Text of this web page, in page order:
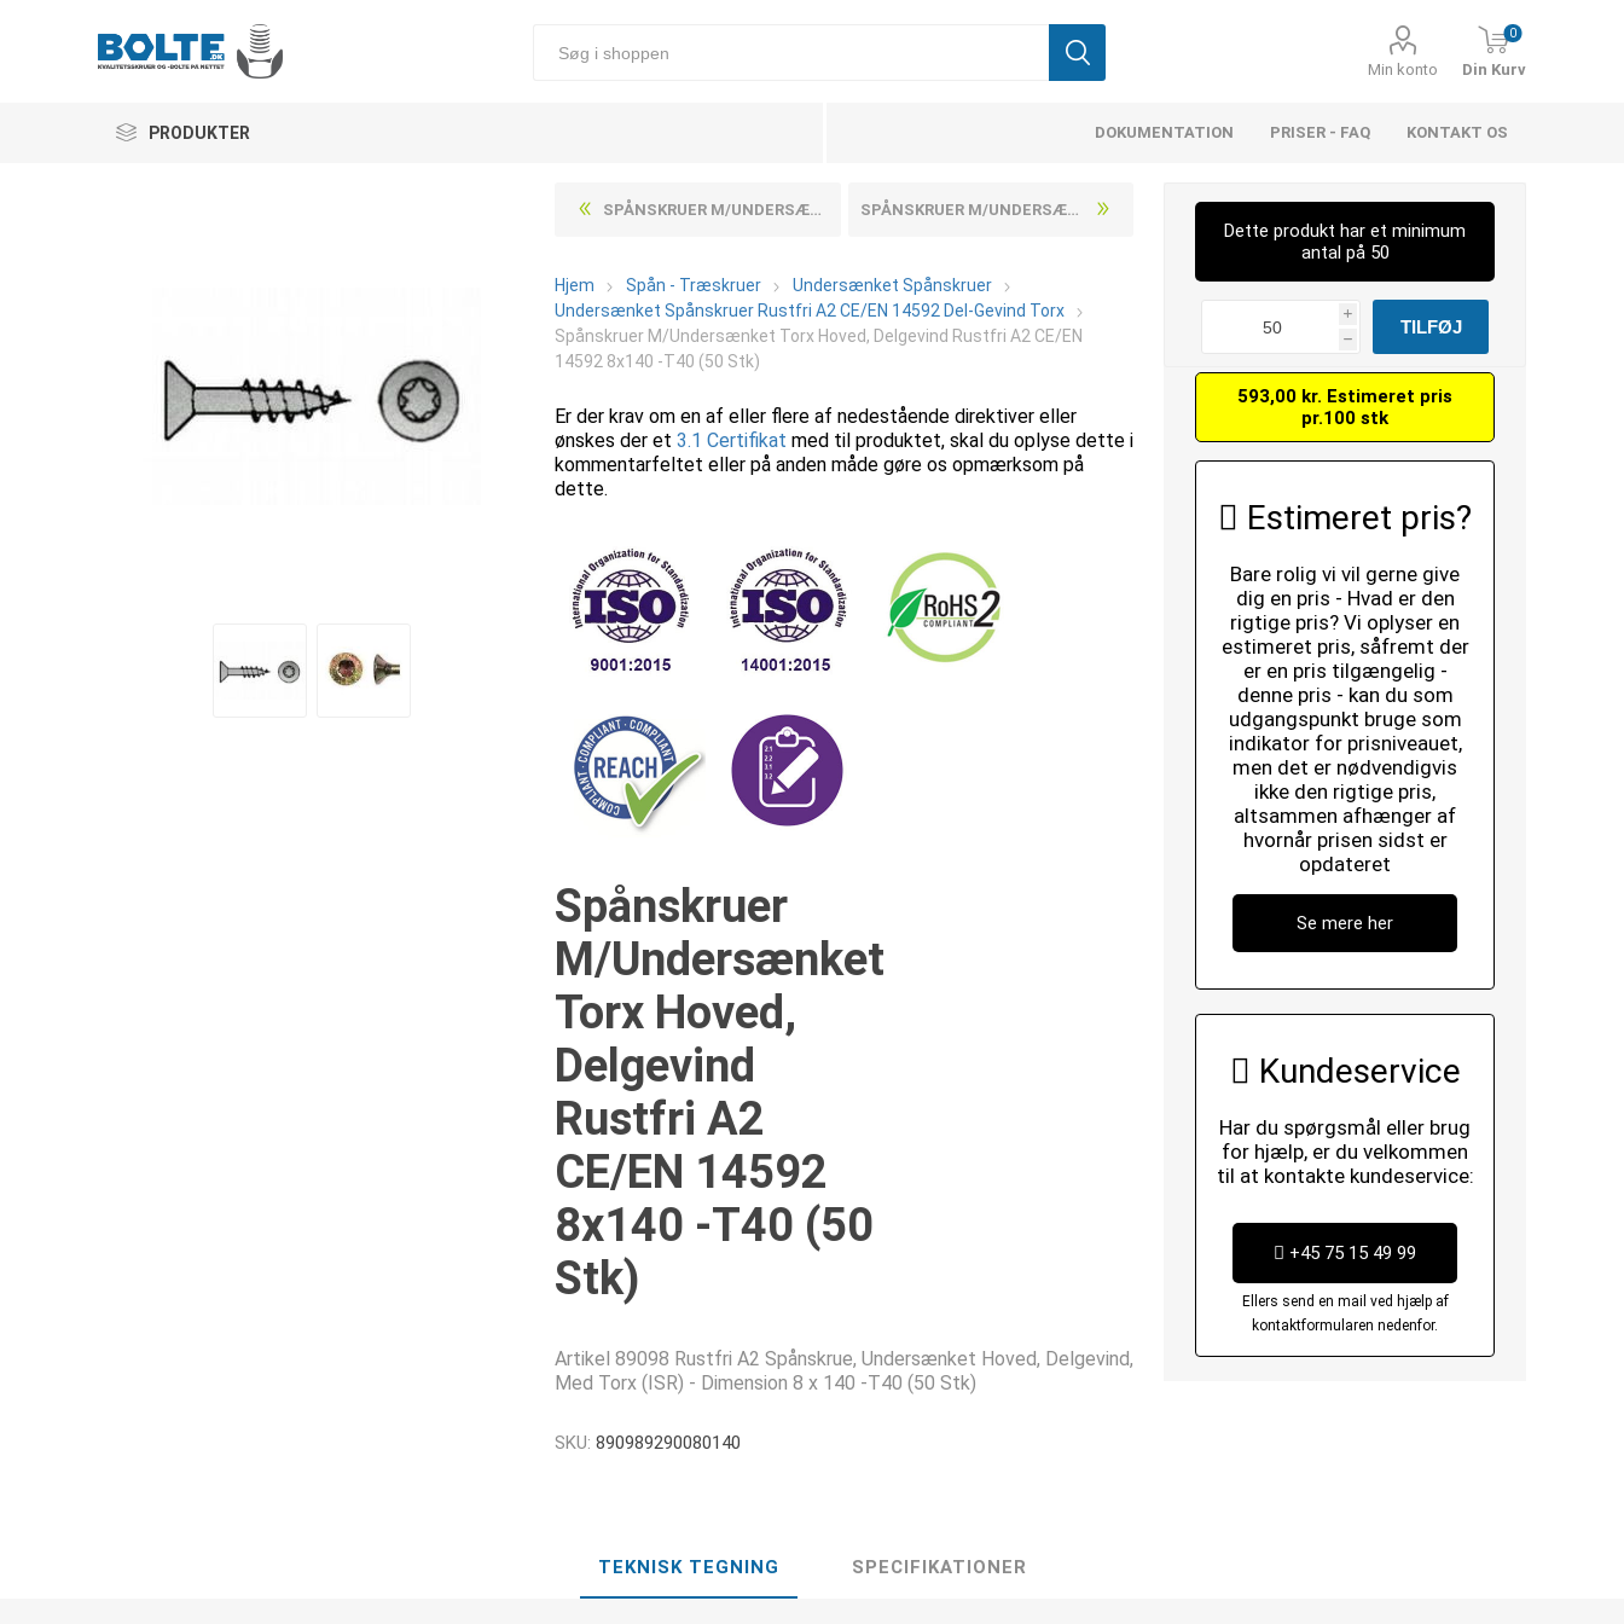
Min konto
0
Din Kurv
PRODUKTER DOKUMENTATION PRISER - FAQ KONTAKT OS
SPÅNSKRUER M/UNDERSÆNKET TORX HOVED, DELGEVIND RUSTFRI A2 CE/EN 14592 8X120 -T40 (50 STK) SPÅNSKRUER M/UNDERSÆNKET TORX HOVED, DELGEVIND RUSTFRI A2 CE/EN 14592 8X70 -T40 (50 STK)
Hjem Spån - Træskruer
Undersænket Spånskruer
Undersænket Spånskruer Rustfri A2 CE/EN 14592 Del-Gevind Torx
Spånskruer M/Undersænket Torx Hoved, Delgevind Rustfri A2 CE/EN
14592 8x140 -T40 (50 Stk)
Er der krav om en af eller flere af nedestående direktiver eller
ønskes der et3.1 Certifikat med til produktet, skal du oplyse dette i
kommentarfeltet eller på anden måde gøre os opmærksom på
dette.
Spånskruer
M/Undersænket
Torx Hoved,
Delgevind
Rustfri A2
CE/EN 14592
8x140 -T40 (50
Stk)
Artikel 89098 Rustfri A2 Spånskrue, Undersænket Hoved, Delgevind,
Med Torx (ISR) - Dimension 8 x 140 -T40 (50 Stk)
SKU: 890989290080140
Dette produkt har et minimum
antal på 50
i
h
593,00 kr. Estimeret pris
pr.100 stk
Estimeret pris?
Bare rolig vi vil gerne give
dig en pris - Hvad er den
rigtige pris? Vi oplyser en
estimeret pris, såfremt der
er en pris tilgængelig -
denne pris - kan du som
udgangspunkt bruge som
indikator for prisniveauet,
men det er nødvendigvis
ikke den rigtige pris,
altsammen afhænger af
hvornår prisen sidst er
opdateret
Se mere her
Kundeservice
Har du spørgsmål eller brug
for hjælp, er du velkommen
til at kontakte kundeservice:
+45 75 15 49 99
Ellers send en mail ved hjælp af
kontaktformularen nedenfor.
TEKNISK TEGNING SPECIFIKATIONER